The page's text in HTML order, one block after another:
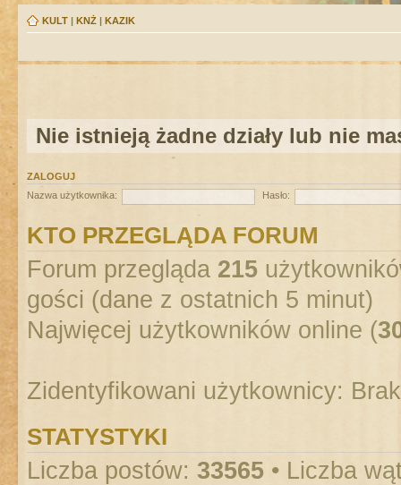
KULT | KNŻ | KAZIK
Nie istnieją żadne działy lub nie
ZALOGUJ
Nazwa użytkownika:
Hasło:
KTO PRZEGLĄDA FORUM
Forum przegląda 215
gości (dane z ostatnich 5 minut)
Najwięcej użytkowników online (
Zidentyfikowani użytkownicy:
STATYSTYKI
Liczba postów: 33565 • Liczba